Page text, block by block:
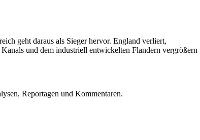
geht daraus als Sieger hervor. England verliert,
und dem industriell entwickelten Flandern vergrößern
Reportagen und Kommentaren.